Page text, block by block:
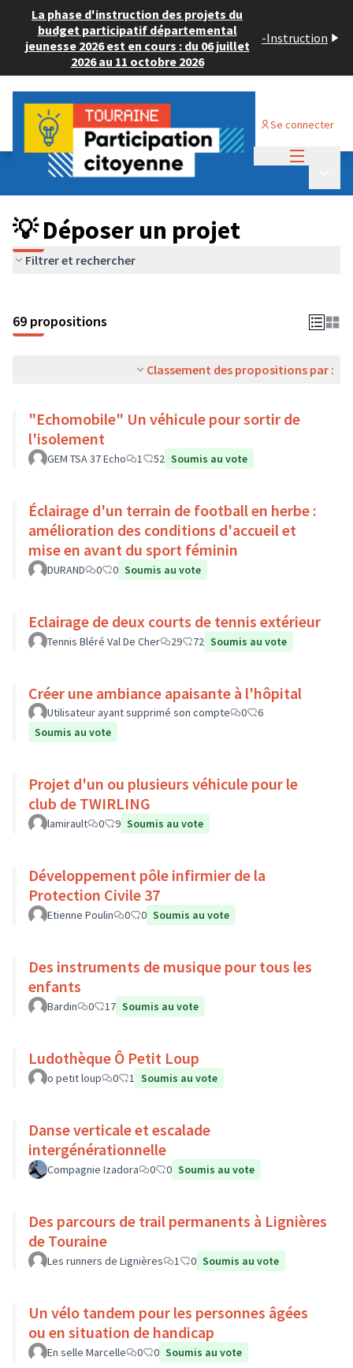
La phase d'instruction des projets du
budget participatif départemental
jeunesse 2026 est en cours : du 06 juillet
2026 au 11 octobre 2026
-Instruction
Se connecter
Budget Participatif ADULTE 2024
💡 Déposer un projet
💡 Déposer un projet
Filtrer et rechercher
69 propositions
Classement des propositions par :
"Echomobile" Un véhicule pour sortir de
l'isolement
GEM TSA 37 Echo 1 52 Soumis au vote
Éclairage d'un terrain de football en herbe :
amélioration des conditions d'accueil et
mise en avant du sport féminin
DURAND 0 0 Soumis au vote
Eclairage de deux courts de tennis extérieur
Tennis Bléré Val De Cher 29 72 Soumis au vote
Créer une ambiance apaisante à l'hôpital
Utilisateur ayant supprimé son compte 0
6
Soumis au vote
Projet d'un ou plusieurs véhicule pour le
club de TWIRLING
lamirault 0 9 Soumis au vote
Développement pôle infirmier de la
Protection Civile 37
Etienne Poulin 0 0 Soumis au vote
Des instruments de musique pour tous les
enfants
Bardin 0 17 Soumis au vote
Ludothèque Ô Petit Loup
o petit loup 0 1 Soumis au vote
Danse verticale et escalade
intergénérationnelle
Compagnie Izadora 0 0 Soumis au vote
Des parcours de trail permanents à Lignières
de Touraine
Les runners de Lignières 1 0 Soumis au vote
Un vélo tandem pour les personnes âgées
ou en situation de handicap
En selle Marcelle 0 0 Soumis au vote